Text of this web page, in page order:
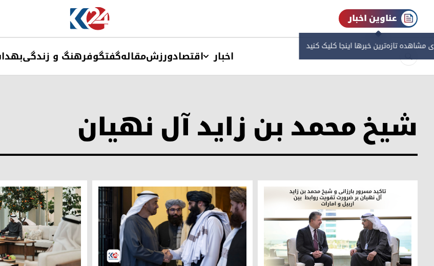
عناوین اخبار
مشاهده‌ تازه‌ترین خبرها اینجا کلیک کنید
اخبار اقتصادورزشمقالهگفتگوفرهنگ و زندگی
شیخ محمد بن زاید آل نهیان